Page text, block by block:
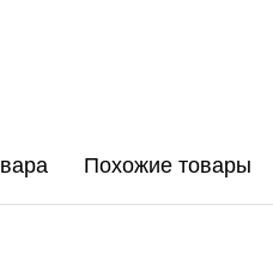
Похожие товары